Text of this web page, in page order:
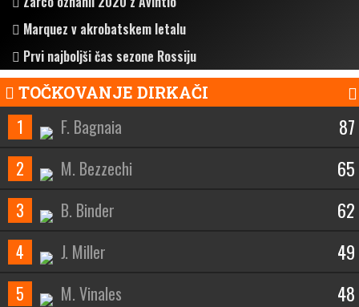
Marquez v akrobatskem letalu
Prvi najboljši čas sezone Rossiju
TOČKOVANJE DIRKAČI
1 F. Bagnaia 87
2 M. Bezzechi 65
3 B. Binder 62
4 J. Miller 49
5 M. Vinales 48